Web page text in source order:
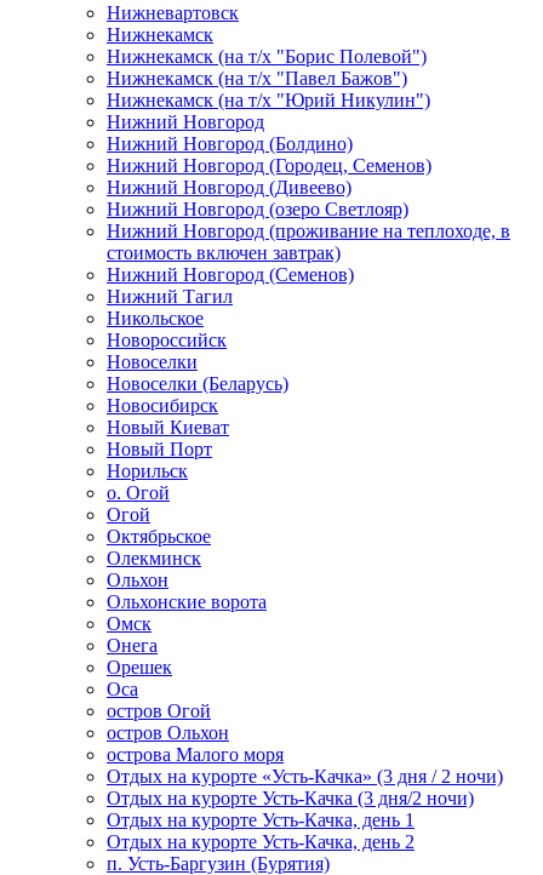
Нижневартовск
Нижнекамск
Нижнекамск (на т/х "Борис Полевой")
Нижнекамск (на т/х "Павел Бажов")
Нижнекамск (на т/х "Юрий Никулин")
Нижний Новгород
Нижний Новгород (Болдино)
Нижний Новгород (Городец, Семенов)
Нижний Новгород (Дивеево)
Нижний Новгород (озеро Светлояр)
Нижний Новгород (проживание на теплоходе, в
стоимость включен завтрак)
Нижний Новгород (Семенов)
Нижний Тагил
Никольское
Новороссийск
Новоселки
Новоселки (Беларусь)
Новосибирск
Новый Киеват
Новый Порт
Норильск
о. Огой
Огой
Октябрьское
Олекминск
Ольхон
Ольхонские ворота
Омск
Онега
Орешек
Оса
остров Огой
остров Ольхон
острова Малого моря
Отдых на курорте «Усть-Качка» (3 дня / 2 ночи)
Отдых на курорте Усть-Качка (3 дня/2 ночи)
Отдых на курорте Усть-Качка, день 1
Отдых на курорте Усть-Качка, день 2
п. Усть-Баргузин (Бурятия)